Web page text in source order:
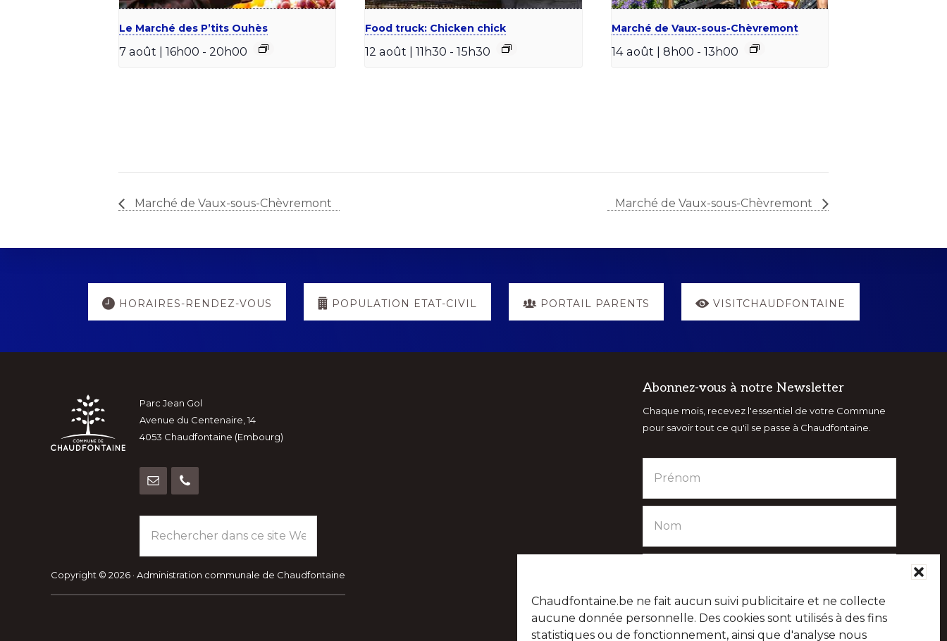
Chaudfontaine.be ne fait aucun suivi publicitaire et ne collecte
aucune donnée personnelle. Des cookies sont utilisés à des fins
statistiques ou de fonctionnement, ainsi que d'analyse nous
Le Marché des P’tits Ouhès
7 août | 16h00 - 20h00
Food truck: Chicken chick
12 août | 11h30 - 15h30
Marché de Vaux-sous-Chèvremont
14 août | 8h00 - 13h00
Marché de Vaux-sous-Chèvremont Marché de Vaux-sous-Chèvremont
Explore
more
HORAIRES-RENDEZ-VOUS POPULATION ETAT-CIVIL PORTAIL PARENTS VISITCHAUDFONTAINE
Footer
Parc Jean Gol
Avenue du Centenaire, 14
4053 Chaudfontaine (Embourg)
dans
ce
site
Copyright © 2026 · Administration communale de Chaudfontaine
Abonnez-vous à notre Newsletter
Chaque mois, recevez l'essentiel de votre Commune
pour savoir tout ce qu'il se passe à Chaudfontaine.